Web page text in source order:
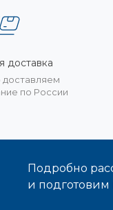
доставка
по России
Подробно
и